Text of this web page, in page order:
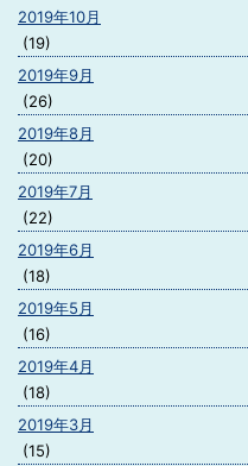
2019年10月
(19)
2019年9月
(26)
2019年8月
(20)
2019年7月
(22)
2019年6月
(18)
2019年5月
(16)
2019年4月
(18)
2019年3月
(15)